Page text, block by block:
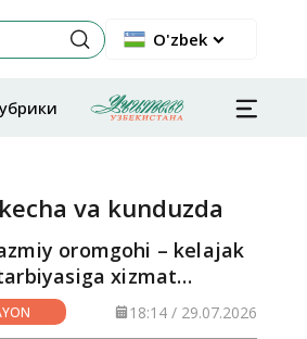
O'zbek
va kunduzda
oromgohi – kelajak
xizmat
maskan 18:14 / 29.07.2026